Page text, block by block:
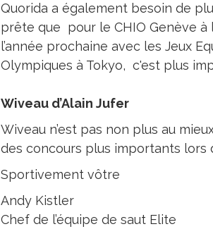
Quorida a également besoin de
prête que pour le CHIO Genève à
l’année prochaine avec les Jeux
Olympiques à Tokyo, c'est plus
Wiveau d’Alain Jufer
Wiveau n’est pas non plus au
des concours plus importants lors
Sportivement vôtre
Andy Kistler
Chef de l’équipe de saut Elite